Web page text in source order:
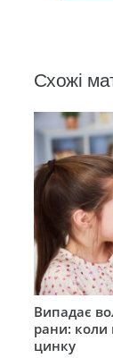
Схожі
Випадає
рани: коли
цинку